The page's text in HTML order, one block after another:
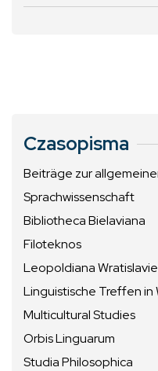
Czasopisma
Beiträge zur
Sprachwissenschaft
Bibliotheca Bielaviana
Filoteknos
Leopoldiana
Linguistische Treffen in
Multicultural Studies
Orbis Linguarum
Studia Philosophica